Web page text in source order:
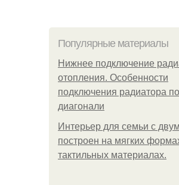
Популярные материалы
Нижнее подключение
отопления. Особенности
подключения радиатора по
диагонали
Интерьер для семьи с
построен на мягких
тактильных материалах.